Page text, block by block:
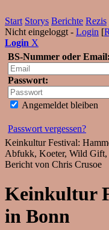
Start Storys Berichte Rezis
Nicht eingeloggt - Login [
Login X
BS-Nummer oder Email:
Passwort:
Angemeldet bleiben
Passwort vergessen?
Keinkultur Festival:
Abfukk, Koeter, Wild Gift,
Bericht von Chris Crusoe
Keinkultur
in Bonn